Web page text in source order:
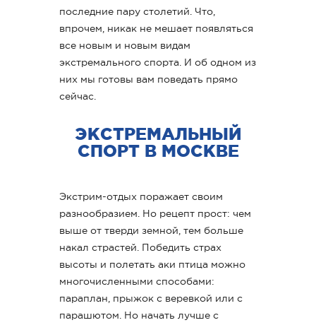
последние пару столетий. Что,
впрочем, никак не мешает появляться
все новым и новым видам
экстремального спорта. И об одном из
них мы готовы вам поведать прямо
сейчас.
ЭКСТРЕМАЛЬНЫЙ
СПОРТ В МОСКВЕ
Экстрим-отдых поражает своим
разнообразием. Но рецепт прост: чем
выше от тверди земной, тем больше
накал страстей. Победить страх
высоты и полетать аки птица можно
многочисленными способами:
параплан, прыжок с веревкой или с
парашютом. Но начать лучше с